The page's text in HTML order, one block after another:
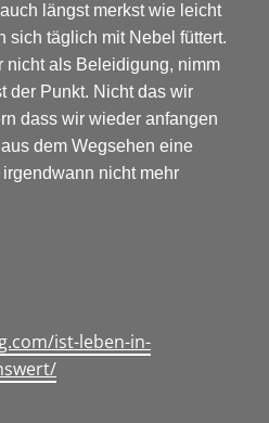
längst merkst wie leicht
sich täglich mit Nebel füttert.
nicht als Beleidigung, nimm
der Punkt. Nicht das wir
dass wir wieder anfangen
dem Wegsehen eine
nicht mehr
ist-leben-in-